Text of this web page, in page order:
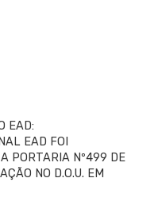
EAD:
EAD FOI
PORTARIA Nº499 DE
NO D.O.U. EM